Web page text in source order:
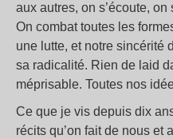
aux autres, on s’écoute,
On combat toutes les
une lutte, et notre sincérité
sa radicalité. Rien de laid
méprisable. Toutes nos
Ce que je vis depuis dix
récits qu’on fait de nous et